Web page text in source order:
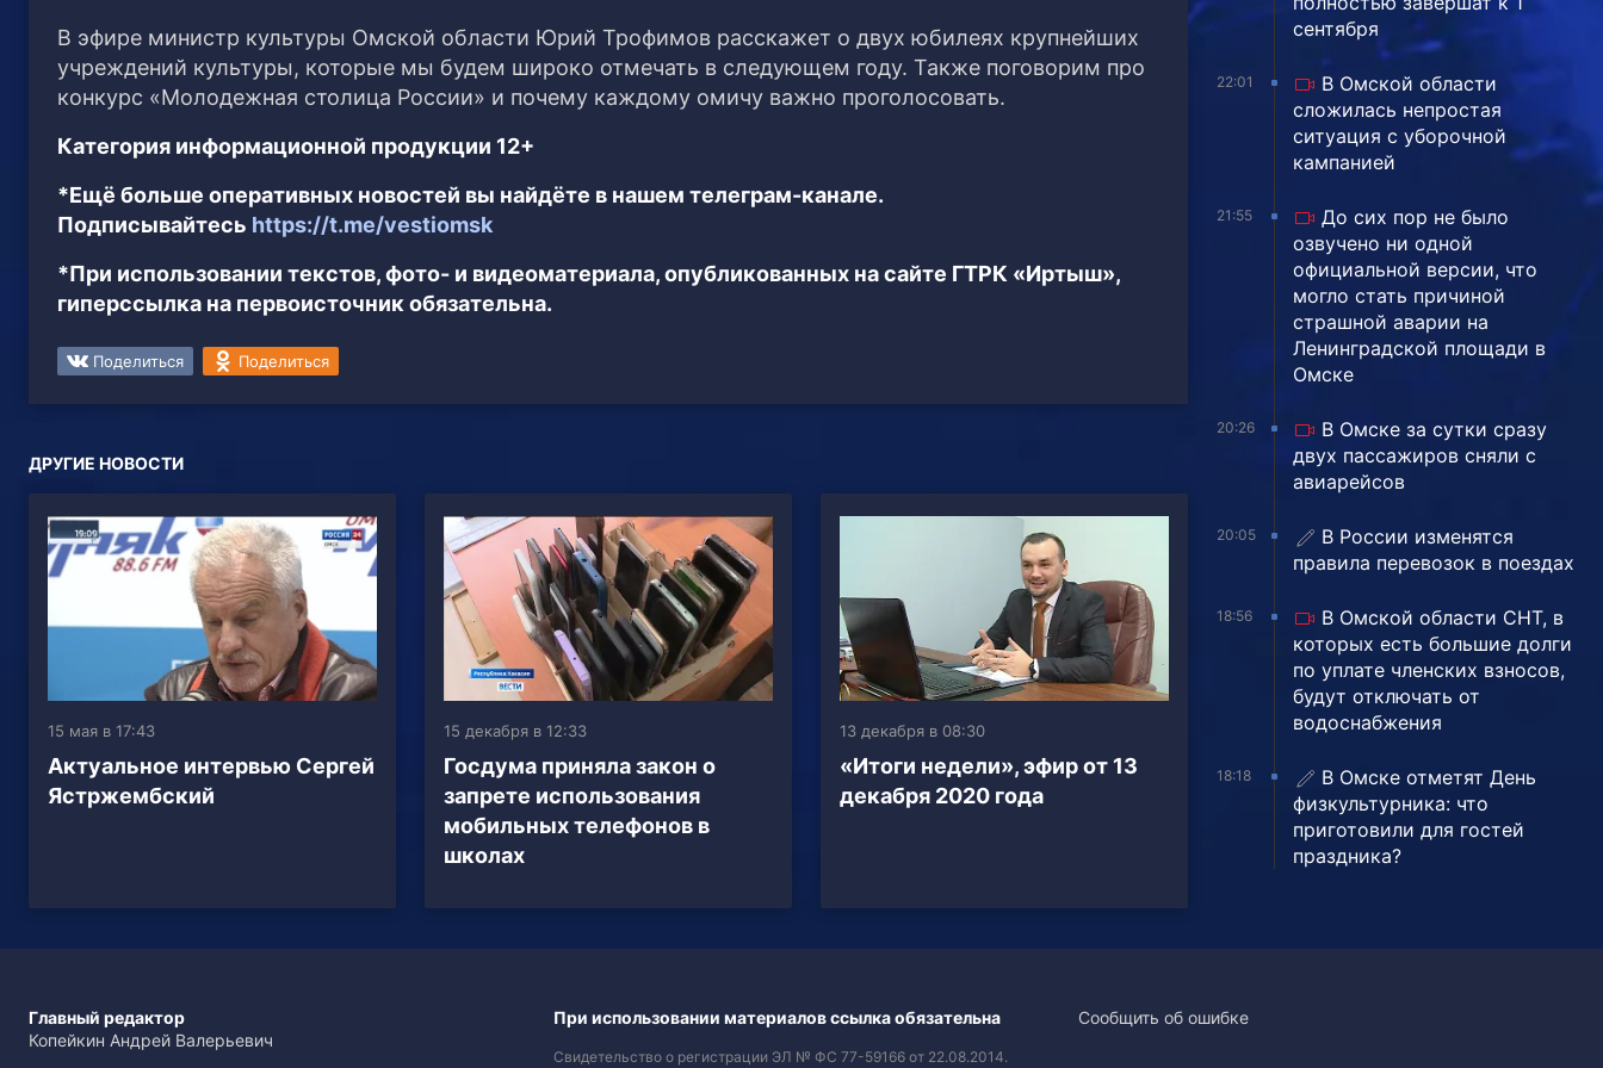
В эфире министр культуры Омской области Юрий Трофимов расскажет о двух юбилеях крупнейших
учреждений культуры, которые мы будем широко отмечать в следующем году. Также поговорим про
конкурс «Молодежная столица России» и почему каждому омичу важно проголосовать.
Категория информационной продукции 12+
*Ещё больше оперативных новостей вы найдёте в нашем телеграм-канале.
Подписывайтесь https://t.me/vestiomsk
*При использовании текстов, фото- и видеоматериала, опубликованных на сайте ГТРК «Иртыш»,
гиперссылка на первоисточник обязательна.
Поделиться Поделиться
ДРУГИЕ НОВОСТИ
15 мая в 17:43
Актуальное интервью Сергей
Ястржембский
15 декабря в 12:33
Госдума приняла закон о
запрете использования
мобильных телефонов в
школах
13 декабря в 08:30
«Итоги недели», эфир от 13
декабря 2020 года
сентября
22:01
В Омской области
сложилась непростая
ситуация с уборочной
кампанией
21:55
До сих пор не было
озвучено ни одной
официальной версии, что
могло стать причиной
страшной аварии на
Ленинградской площади в
Омске
20:26
В Омске за сутки сразу
двух пассажиров сняли с
авиарейсов
20:05
В России изменятся
правила перевозок в поездах
18:56
В Омской области СНТ, в
которых есть большие долги
по уплате членских взносов,
будут отключать от
водоснабжения
18:18
В Омске отметят День
физкультурника: что
приготовили для гостей
праздника?
Главный редактор
Копейкин Андрей Валерьевич
При использовании материалов ссылка обязательна
Свидетельство о регистрации ЭЛ № ФС 77-59166 от 22.08.2014.
Сообщить об ошибке